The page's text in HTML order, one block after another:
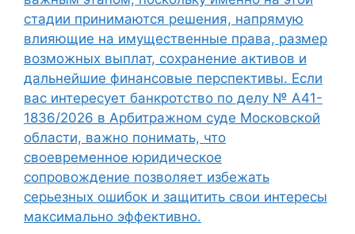
стадии принимаются решения, напрямую
влияющие на имущественные права, размер
возможных выплат, сохранение активов и
дальнейшие финансовые перспективы. Если
вас интересует банкротство по делу № А41-
1836/2026 в Арбитражном суде Московской
области, важно понимать, что
своевременное юридическое
сопровождение позволяет избежать
серьезных ошибок и защитить свои интересы
максимально эффективно.